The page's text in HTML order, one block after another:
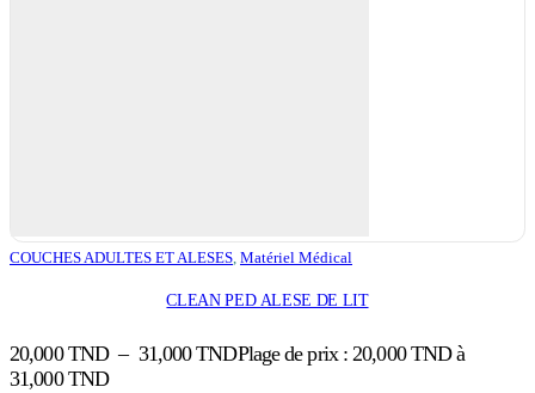
COUCHES ADULTES ET ALESES Matériel Médical
CLEAN PED ALESE DE LIT
20,000TND – 31,000TNDPlage de prix : 20,000 TND à
31,000 TND